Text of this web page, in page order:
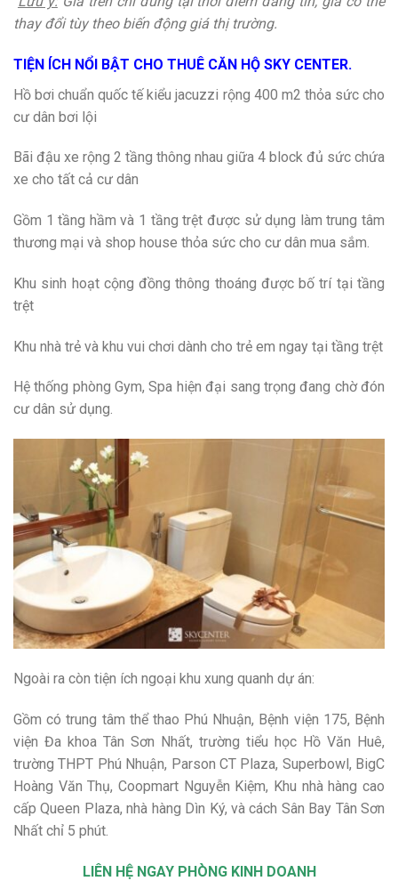
thay đổi tùy theo biến động giá thị trường.
TIỆN ÍCH NỔI BẬT CHO THUÊ CĂN HỘ SKY CENTER.
Hồ bơi chuẩn quốc tế kiểu jacuzzi rộng 400 m2 thỏa sức cho
cư dân bơi lội
Bãi đậu xe rộng 2 tầng thông nhau giữa 4 block đủ sức chứa
xe cho tất cả cư dân
Gồm 1 tầng hầm và 1 tầng trệt được sử dụng làm trung tâm
thương mại và shop house thỏa sức cho cư dân mua sắm.
Khu sinh hoạt cộng đồng thông thoáng được bố trí tại tầng
trệt
Khu nhà trẻ và khu vui chơi dành cho trẻ em ngay tại tầng trệt
Hệ thống phòng Gym, Spa hiện đại sang trọng đang chờ đón
cư dân sử dụng.
Ngoài ra còn tiện ích ngoại khu xung quanh dự án:
Gồm có trung tâm thể thao Phú Nhuận, Bệnh viện 175, Bệnh
viện Đa khoa Tân Sơn Nhất, trường tiểu học Hồ Văn Huê,
trường THPT Phú Nhuận, Parson CT Plaza, Superbowl, BigC
Hoàng Văn Thụ, Coopmart Nguyễn Kiệm, Khu nhà hàng cao
cấp Queen Plaza, nhà hàng Dìn Ký, và cách Sân Bay Tân Sơn
Nhất chỉ 5 phút.
LIÊN HỆ NGAY PHÒNG KINH DOANH